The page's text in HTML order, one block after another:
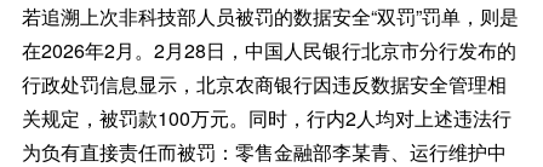
若追溯上次非科技部人员被罚的数据安全“双罚”罚单，则是
在2026年2月。2月28日，中国人民银行北京市分行发布的
行政处罚信息显示，北京农商银行因违反数据安全管理相
关规定，被罚款100万元。同时，行内2人均对上述违法行
为负有直接责任而被罚：零售金融部李某青、运行维护中